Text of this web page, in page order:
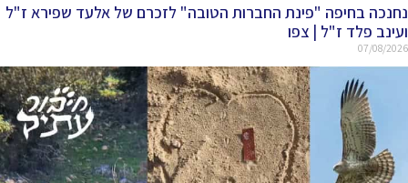
נחנכה בחיפה "פינת החברות הטובה" לזכרם של אלעד שפירא ז"ל
ועינב פלד ז"ל | צפו
07/08/2026